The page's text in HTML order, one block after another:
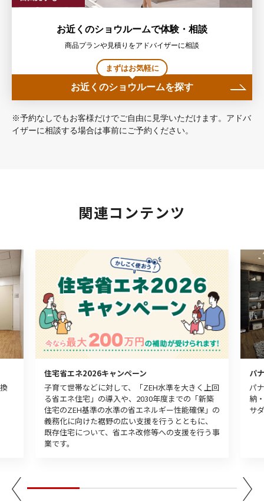
お近くのショウルームで体験・相談
商品プランや見積りをアドバイザーに相談
まずはお気軽に
お近くのショウルームを探す
※予約なしでもお客様だけでご自由に見学いただけます。アドバ
イザーに相談する場合は事前にご予約ください。
関連コンテンツ
住宅省エネ2026キャンペーン
子育て世帯などに対して、「ZEH水準を大きく上回
る省エネ住宅」の導入や、2030年度までの「新築
住宅のZEH基準の水準の省エネルギー性能確保」の
義務化に向けた裾野の広い支援を行うとともに、
既存住宅について、省エネ改修等への支援を行う事
業です。
パ
パ
納
サ